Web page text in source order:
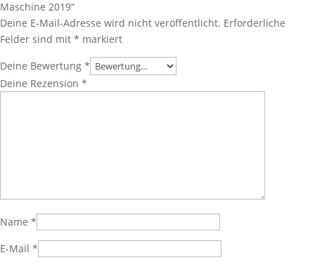
Maschine 2019“
Deine E-Mail-Adresse wird nicht veröffentlicht. Erforderliche
Felder sind mit * markiert
Deine Bewertung *
Deine Rezension *
Name *
E-Mail *